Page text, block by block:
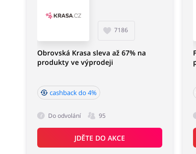
7186
Obrovská Krasa sleva až 67% na
produkty ve výprodeji
cashback do 4%
Do odvolání 95
JDĚTE DO AKCE